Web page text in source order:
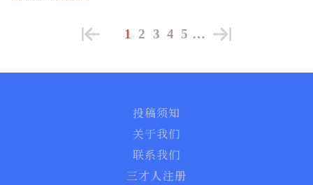
1 2 3 4 5 …
投稿须知
关于我们
联系我们
三才人注册